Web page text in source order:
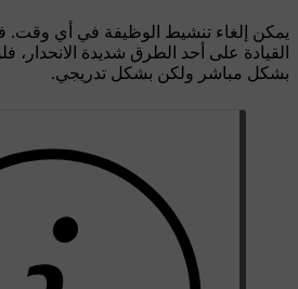
يمكن إلغاء تنشيط الوظيفة في أي
القيادة على أحد الطرق شديدة الانحدار،
بشكل مباشر ولكن بشكل تدريجي.